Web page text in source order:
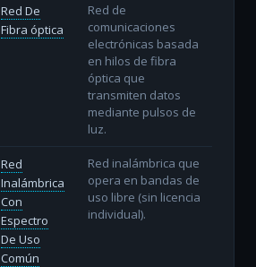
Red De
Fibra óptica
Red de
comunicaciones
electrónicas basada
en hilos de fibra
óptica que
transmiten datos
mediante pulsos de
luz.
Red
Inalámbrica
Con
Espectro
De Uso
Común
Red inalámbrica que
opera en bandas de
uso libre (sin licencia
individual).